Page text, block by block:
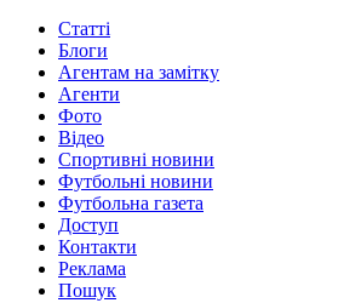
Статті
Блоги
Агентам на замітку
Агенти
Фото
Відео
Спортивні новини
Футбольні новини
Футбольна газета
Доступ
Контакти
Реклама
Пошук